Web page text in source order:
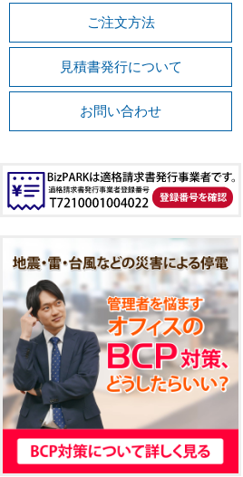
ご注文方法
見積書発行について
お問い合わせ